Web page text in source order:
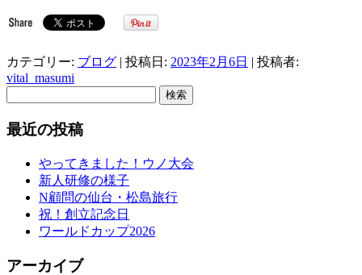
カテゴリー: ブログ | 投稿日: 2023年2月6日 | 投稿者:
vital_masumi
最近の投稿
やってきました！ウノ大会
新人研修の様子
N顧問の仙台・松島旅行
祝！創立記念日
ワールドカップ2026
アーカイブ